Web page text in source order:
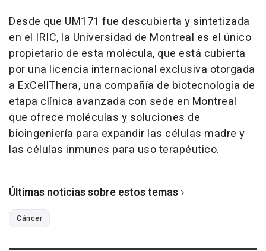
Desde que UM171 fue descubierta y sintetizada
en el IRIC, la Universidad de Montreal es el único
propietario de esta molécula, que está cubierta
por una licencia internacional exclusiva otorgada
a ExCellThera, una compañía de biotecnología de
etapa clínica avanzada con sede en Montreal
que ofrece moléculas y soluciones de
bioingeniería para expandir las células madre y
las células inmunes para uso terapéutico.
Últimas noticias sobre estos temas
Cáncer